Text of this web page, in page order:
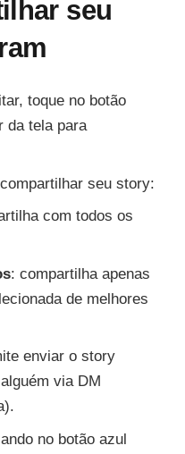
seu
toque no botão
da tela para
seu story:
com todos os
: compartilha apenas
de melhores
enviar o story
via DM
no botão azul